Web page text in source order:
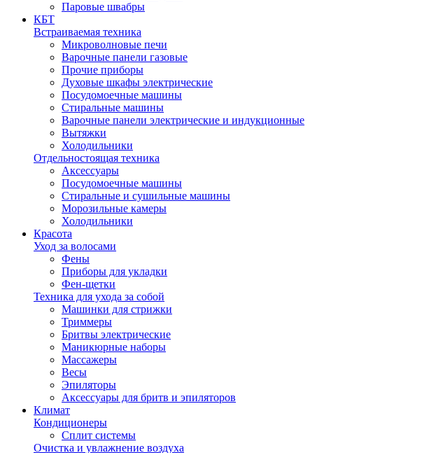
Паровые швабры
КБТ
Встраиваемая техника
Микроволновые печи
Варочные панели газовые
Прочие приборы
Духовые шкафы электрические
Посудомоечные машины
Стиральные машины
Варочные панели электрические и индукционные
Вытяжки
Холодильники
Отдельностоящая техника
Аксессуары
Посудомоечные машины
Стиральные и сушильные машины
Морозильные камеры
Холодильники
Красота
Уход за волосами
Фены
Приборы для укладки
Фен-щетки
Техника для ухода за собой
Машинки для стрижки
Триммеры
Бритвы электрические
Маникюрные наборы
Массажеры
Весы
Эпиляторы
Аксессуары для бритв и эпиляторов
Климат
Кондиционеры
Сплит системы
Очистка и увлажнение воздуха